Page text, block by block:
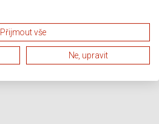
Přijmout vše
Ne, upravit